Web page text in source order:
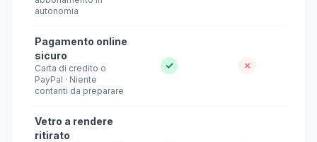
autonomia
Pagamento online
sicuro
Carta di credito o
PayPal · Niente
contanti da preparare
✓ ✗
Vetro a rendere
ritirato